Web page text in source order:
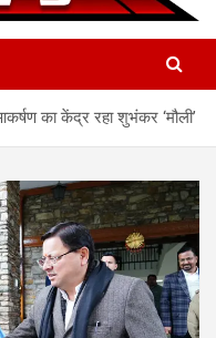
का केंद्र रहा शुभंकर ‘मौली’